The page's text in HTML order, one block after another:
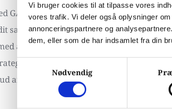
Vi bruger cookies til at tilpasse vores
vores trafik. Vi deler også oplysninger
annonceringspartnere og
dem, eller som de har indsamlet fra din
Samtykkevalg
Nødvendig
GA4 er, at det giver dig nye og
salg og marketing. Det er en kraftfuld
at tage de rigtige beslutninger for din
Kontakt os i dag for at få hjælp til at
af din data!